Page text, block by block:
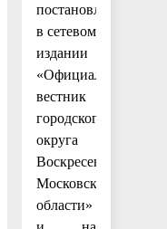
постановления
в сетевом
издании
«Официальный
вестник
городского
округа
Воскресенск
Московской
области»